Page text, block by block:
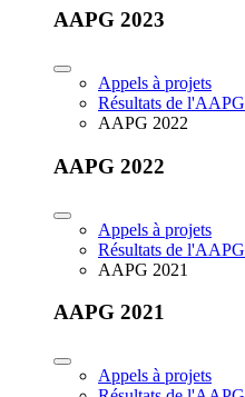
AAPG 2023
Appels à projets
Résultats de l'AAPG
AAPG 2022
AAPG 2022
Appels à projets
Résultats de l'AAPG
AAPG 2021
AAPG 2021
Appels à projets